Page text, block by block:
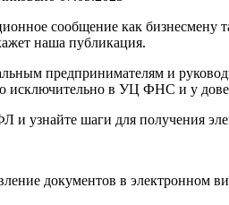
сообщение как
наша публикация.
предпринимателям и
в УЦ ФНС и у
документов в